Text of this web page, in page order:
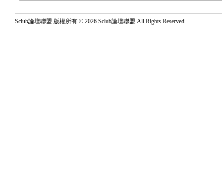
Sclub論壇聯盟 版權所有 © 2026 Sclub論壇聯盟 All Rights Reserved.